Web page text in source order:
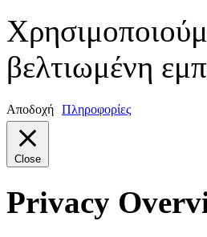
βελτιωμένη
Αποδοχή Πληροφορίες
Close
Privacy